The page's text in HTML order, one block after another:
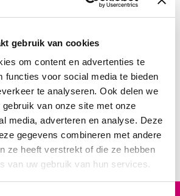
gebruik van cookies
om content en advertenties te
functies voor social media te bieden
te analyseren. Ook delen we
van onze site met onze
media, adverteren en analyse. Deze
gegevens combineren met andere
ze heeft verstrekt of die ze hebben
van uw gebruik van hun services.
skin,
de
Printplaat Switch Joy-
Con + Grip Skin
Printplaat Nintendo Switch
Joy-Con + Grip skin,
gemaakt voor jouw Nintendo
console! Genoeg van de
saaie grijze controllers?
Stickermaster biedt de
De Nintendo
gespoten op speciaal